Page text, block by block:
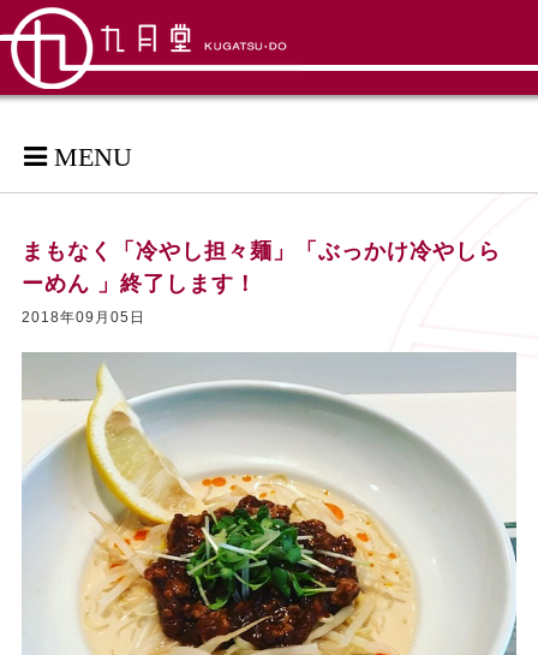
MENU
まもなく「冷やし担々麺」「ぶっかけ冷やしら
ーめん 」終了します！
2018年09月05日